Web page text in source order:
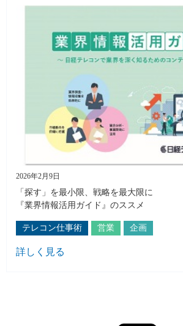
2026年2月9日
「探す」を最小限、戦略を最大限に
『業界情報活用ガイド』のススメ
テレコン仕事術 営業 企画
詳しく見る